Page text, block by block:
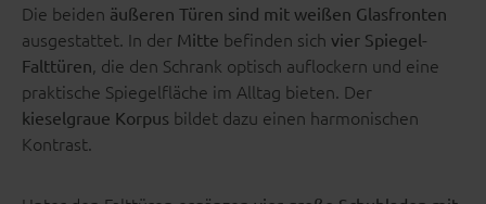
Die beiden äußeren Türen sind mit weißen Glasfronten
ausgestattet. In der Mitte befinden sich vier Spiegel-
Falttüren, die den Schrank optisch auflockern und eine
praktische Spiegelfläche im Alltag bieten. Der
kieselgraue Korpus bildet dazu einen harmonischen
Kontrast.